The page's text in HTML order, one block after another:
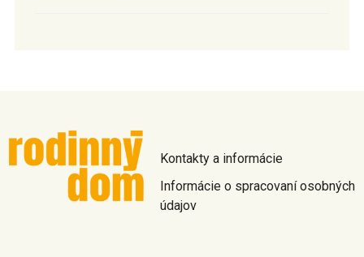
Kontakty a informácie
Informácie o spracovaní osobných
údajov